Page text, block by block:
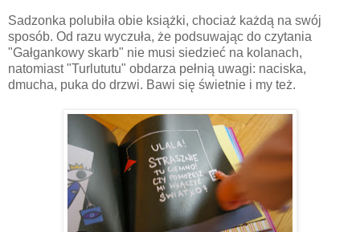
Sadzonka polubiła obie książki, chociaż każdą na swój
sposób. Od razu wyczuła, że podsuwając do czytania
"Gałgankowy skarb" nie musi siedzieć na kolanach,
natomiast "Turlututu" obdarza pełnią uwagi: naciska,
dmucha, puka do drzwi. Bawi się świetnie i my też.